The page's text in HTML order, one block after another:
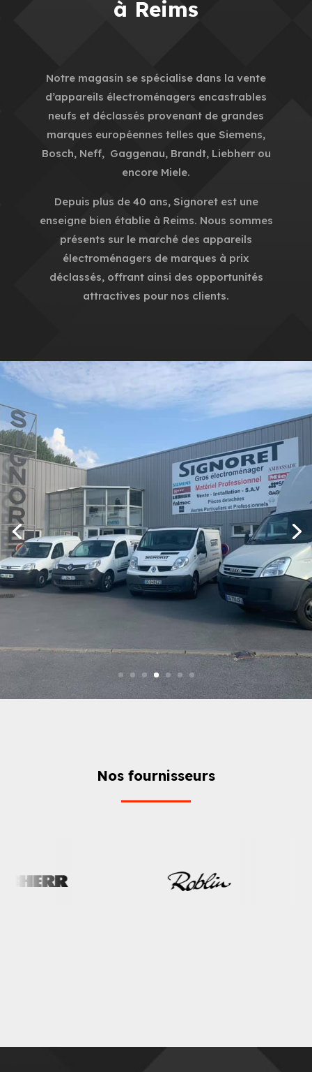
à Reims
Notre magasin se spécialise dans la vente
d’appareils électroménagers encastrables
neufs et déclassés provenant de grandes
marques européennes telles que Siemens,
Bosch, Neff, Gaggenau, Brandt, Liebherr ou
encore Miele.
Depuis plus de 40 ans, Signoret est une
enseigne bien établie à Reims. Nous sommes
présents sur le marché des appareils
électroménagers de marques à prix
déclassés, offrant ainsi des opportunités
attractives pour nos clients.
Nos fournisseurs